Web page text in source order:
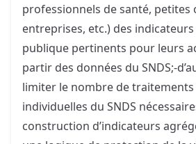
professionnels de santé, petites
entreprises, etc.) des
publique pertinents pour leurs
partir des données du SNDS;-
limiter le nombre de traitements
individuelles du SNDS
construction d’indicateurs